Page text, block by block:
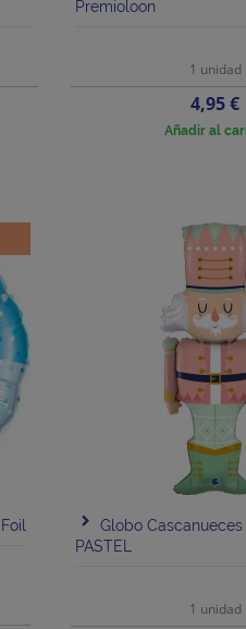
Premioloon
1 unidad
Precio
4,95 €
Añadir al
Globo
PASTEL
1 unidad